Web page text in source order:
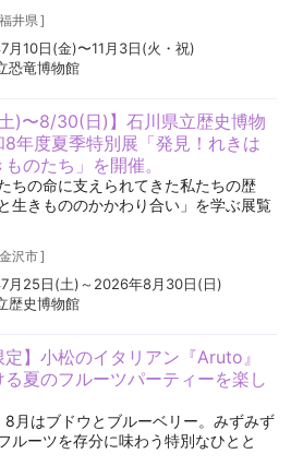
福井県]
月10日(金)〜11月3日(火・祝)
恐竜博物館
)〜8/30(日)】石川県立歴史博物
8年度夏季特別展「発見！れきは
ものたち」を開催。
ちの命に支えられてきた私たちの歴
生きもののかかわり合い」を学ぶ展覧
金沢市]
月25日(土)～2026年8月30日(日)
歴史博物館
定】小松のイタリアン『Aruto』
る夏のフルーツパーティーを楽し
8月はブドウとブルーベリー。みずみず
ルーツを存分に味わう特別なひとと